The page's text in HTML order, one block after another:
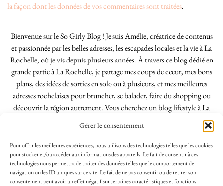
Gérer le consentement
Pour offrir les meilleures expériences, nous utilisons des technologies telles que les cookies
pour stocker et/ou accéder aux informations des appareils. Le fait de consentir à ces
technologies nous permettra de traiter des données telles que le comportement de
navigation ou les ID uniques sur ce site. Le fait de ne pas consentir ou de retirer son
consentement peut avoir un effet négatif sur certaines caractéristiques et fonctions.
la façon dont les données de vos commentaires sont traitées.
Bienvenue sur le So Girly Blog ! Je suis Amélie, créatrice de contenus
et passionnée par les belles adresses, les escapades locales et la vie à La
Rochelle, où je vis depuis plusieurs années. À travers ce blog dédié en
grande partie à La Rochelle, je partage mes coups de cœur, mes bons
plans, des idées de sorties en solo ou à plusieurs, et mes meilleures
adresses rochelaises pour bruncher, se balader, faire du shopping ou
découvrir la région autrement. Vous cherchez un blog lifestyle à La
Rochelle, tenu par une locale ? Vous êtes au bon endroit. Que vous
soyez Rochelais·e ou de passage dans notre belle ville, j’espère que mes
articles vous aideront à profiter de La Rochelle comme un·e vrai·e
initié·e. !